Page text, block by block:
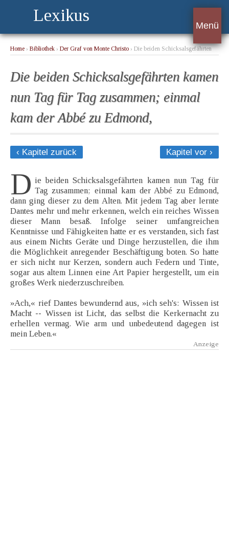
Lexikus
Menü
Home › Bibliothek › Der Graf von Monte Christo › Die beiden Schicksalsgefährten
Die beiden Schicksalsgefährten kamen
nun Tag für Tag zusammen; einmal
kam der Abbé zu Edmond,
‹ Kapitel zurück Kapitel vor ›
D ie beiden Schicksalsgefährten kamen nun Tag für
Tag zusammen; einmal kam der Abbé zu Edmond,
dann ging dieser zu dem Alten. Mit jedem Tag aber lernte
Dantes mehr und mehr erkennen, welch ein reiches Wissen
dieser Mann besaß. Infolge seiner umfangreichen
Kenntnisse und Fähigkeiten hatte er es verstanden, sich fast
aus einem Nichts Geräte und Dinge herzustellen, die ihm
die Möglichkeit anregender Beschäftigung boten. So hatte
er sich nicht nur Kerzen, sondern auch Federn und Tinte,
sogar aus altem Linnen eine Art Papier hergestellt, um ein
großes Werk niederzuschreiben.
»Ach,« rief Dantes bewundernd aus, »ich seh's: Wissen ist
Macht -- Wissen ist Licht, das selbst die Kerkernacht zu
erhellen vermag. Wie arm und unbedeutend dagegen ist
mein Leben.«